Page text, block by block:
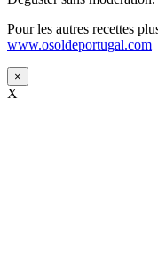
Pour les autres recettes
www.osoldeportugal.com
×
X